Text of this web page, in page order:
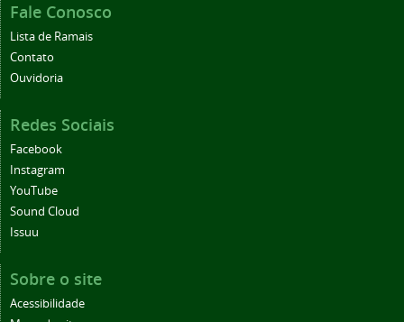
Fale Conosco
Lista de Ramais
Contato
Ouvidoria
Redes Sociais
Facebook
Instagram
YouTube
Sound Cloud
Issuu
Sobre o site
Acessibilidade